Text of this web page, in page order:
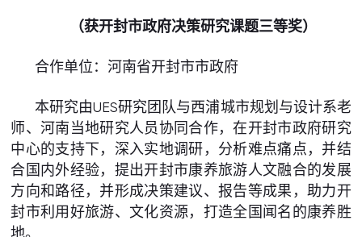
（获开封市政府决策研究课题三等奖）
合作单位：河南省开封市市政府
本研究由UES研究团队与西浦城市规划与设计系老
师、河南当地研究人员协同合作，在开封市政府研究
中心的支持下，深入实地调研，分析难点痛点，并结
合国内外经验，提出开封市康养旅游人文融合的发展
方向和路径，并形成决策建议、报告等成果，助力开
封市利用好旅游、文化资源，打造全国闻名的康养胜
地。